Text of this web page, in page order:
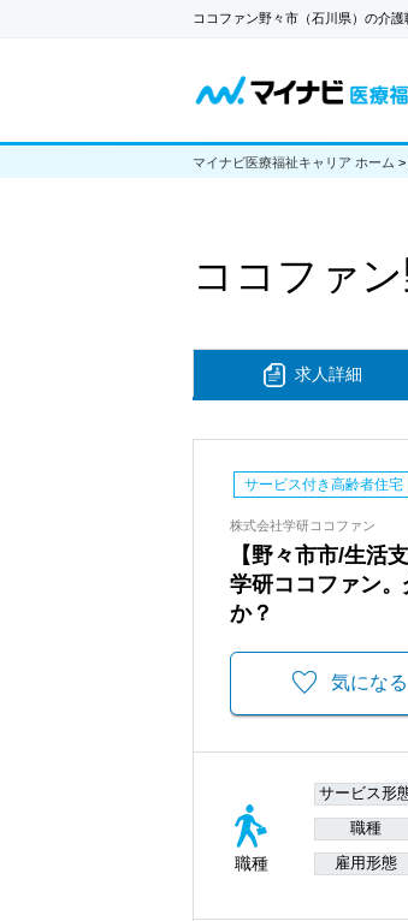
ココファン野々市（石川県）の介
マイナビ医療福祉キャリア ホーム >
ココファ
求人詳細
サービス付き高齢者住宅
株式会社学研ココファン
【野々市市/生活
学研ココファン
か？
気になる
職種
サービス形
職種
雇用形態